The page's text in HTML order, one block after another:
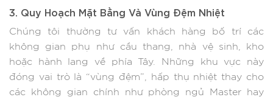
3. Quy Hoạch Mặt Bằng Và Vùng Đệm Nhiệt
Chúng tôi thường tư vấn khách hàng bố trí các
không gian phụ như cầu thang, nhà vệ sinh, kho
hoặc hành lang về phía Tây. Những khu vực này
đóng vai trò là “vùng đệm”, hấp thụ nhiệt thay cho
các không gian chính như phòng ngủ Master hay